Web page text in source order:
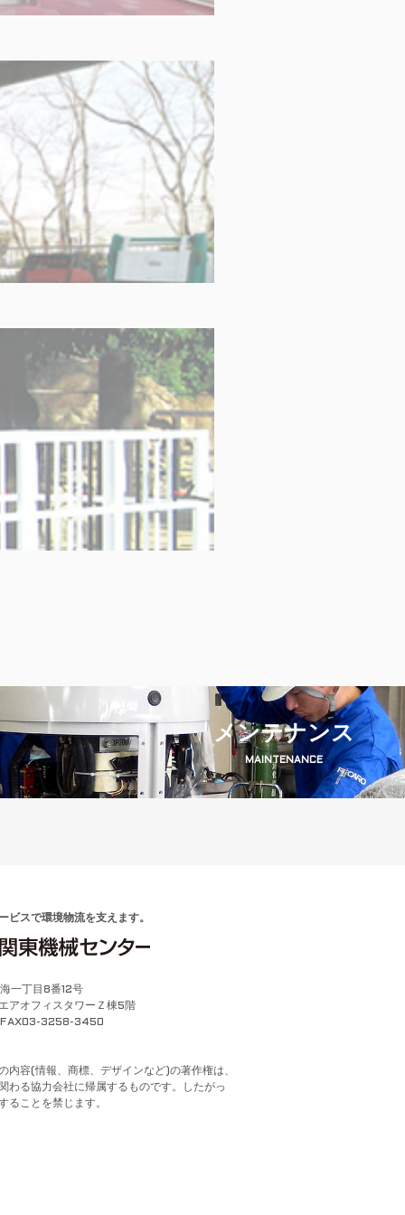
メンテナンス
MAINTENANCE
ビスで環境物流を支えます。
一丁目8番12号
アオフィスタワーＺ棟5階
3258-3450
内容(情報、商標、デザインなど)の著作権は、
わる協力会社に帰属するものです。したがっ
ることを禁じます。